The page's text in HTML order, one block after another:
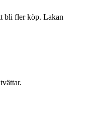
bli fler köp. Lakan